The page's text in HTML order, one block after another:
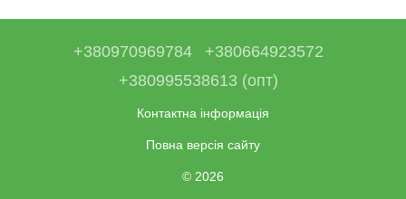
+380970969784
+380664923572
+380995538613 (опт)
Контактна інформація
Повна версія сайту
© 2026